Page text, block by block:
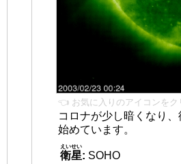
👈 お気に入りのアイコンをク
コロナが少し暗くなり
始めています。
衛星
えいせい
: SOHO